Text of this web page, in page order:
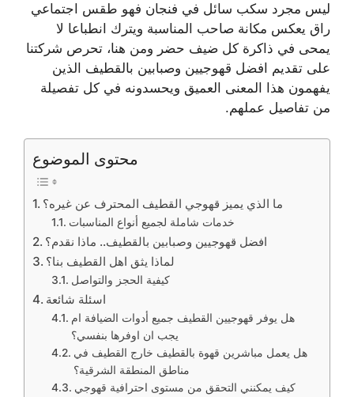
ليس مجرد سكب سائل في فنجان فهو طقس اجتماعي
راق يعكس مكانة صاحب المناسبة ويترك انطباعا لا
يمحى في ذاكرة كل ضيف حضر ومن هنا، تحرص شركتنا
على تقديم افضل قهوجيين وصبابين بالقطيف الذين
يفهمون هذا المعنى العميق ويحسدونه في كل تفصيلة
من تفاصيل عملهم.
محتوى الموضوع
ما الذي يميز قهوجي القطيف المحترف عن غيره؟
خدمات شاملة لجميع أنواع المناسبات
افضل قهوجيين وصبابين بالقطيف.. ماذا نقدم؟
لماذا يثق اهل القطيف بنا؟
كيفية الحجز والتواصل
اسئلة شائعة
هل يوفر قهوجيين القطيف جميع أدوات الضيافة ام
يجب ان اوفرها بنفسي؟
هل يعمل مباشرين قهوة بالقطيف خارج القطيف في
مناطق المنطقة الشرقية؟
كيف يمكنني التحقق من مستوى احترافية قهوجي